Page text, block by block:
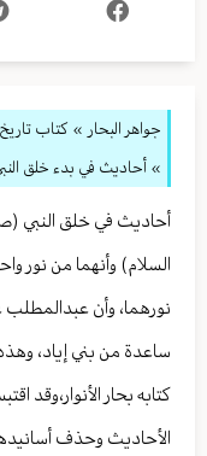
جواهر البحار » كتاب
» أحاديث في بدء خلق
أحاديث في خلق النبي
السلام) وأنهما من نور
نورهما، وأن
ساعدة من بني إياد،
كتابه بحار
الأحاديث وحذف